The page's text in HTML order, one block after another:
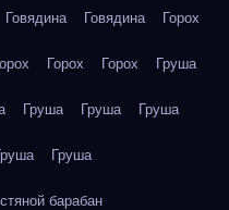
Говядина Говядина Горох
Горох Горох Груша
Груша Груша Груша
Груша
барабан